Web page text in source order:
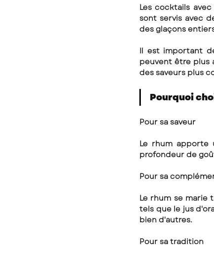
Les cocktails
sont servis avec
des glaçons
Il est important
peuvent être plus
des saveurs plus
Pourquoi
Pour sa saveur
Le rhum apporte
profondeur de
Pour sa
Le rhum se marie
tels que le jus
bien d'autres.
Pour sa tradition